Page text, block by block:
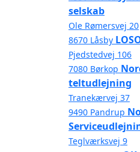
selskab
Ole Rømersvej 20
8670 Låsby
Pjedstedvej 106
7080 Børkop
teltudlejning
Tranekærvej 37
9490 Pandrup
Teglværksvej 9